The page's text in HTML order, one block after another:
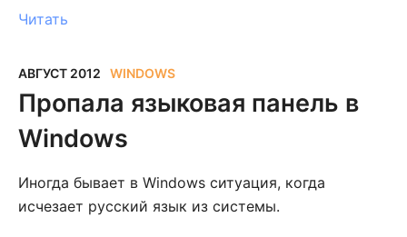
Читать
АВГУСТ 2012 WINDOWS
Пропала языковая панель в
Windows
Иногда бывает в Windows ситуация, когда
исчезает русский язык из системы.